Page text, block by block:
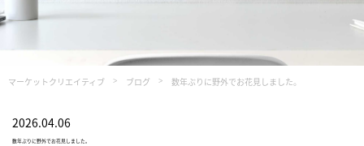
マーケットクリエイティブ ブログ 数年ぶりに野外でお花見しました。
2026.04.06
数年ぶりに野外でお花見しました。